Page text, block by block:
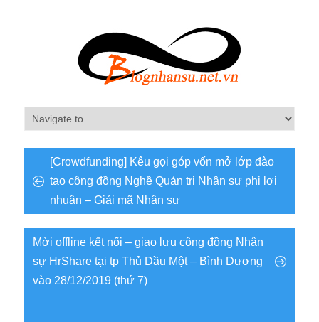
[Crowdfunding] Kêu gọi góp vốn mở lớp đào
tạo cộng đồng Nghề Quản trị Nhân sự phi lợi
nhuận – Giải mã Nhân sự
Mời offline kết nối – giao lưu cộng đồng Nhân
sự HrShare tại tp Thủ Dầu Một – Bình Dương
vào 28/12/2019 (thứ 7)